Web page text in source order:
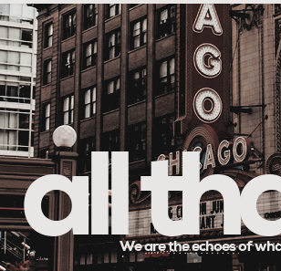
allWe are the echoes of